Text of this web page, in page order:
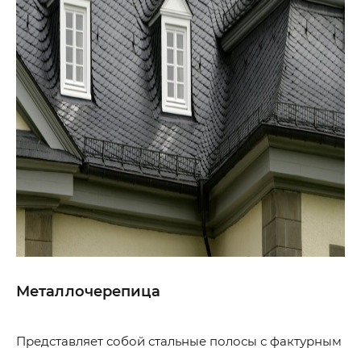
Металлочерепица
Представляет собой стальные полосы с фактурным